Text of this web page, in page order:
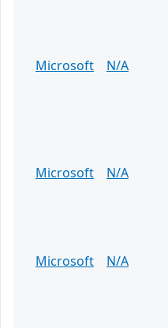
Microsoft
N/A
Microsoft
N/A
Microsoft
N/A